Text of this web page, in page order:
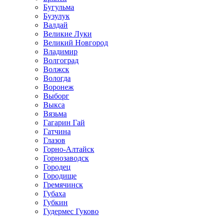
Бугульма
Бузулук
Валдай
Великие Луки
Великий Новгород
Владимир
Волгоград
Волжск
Вологда
Воронеж
Выборг
Выкса
Вязьма
Гагарин Гай
Гатчина
Глазов
Горно-Алтайск
Горнозаводск
Городец
Городище
Гремячинск
Губаха
Губкин
Гудермес Гуково